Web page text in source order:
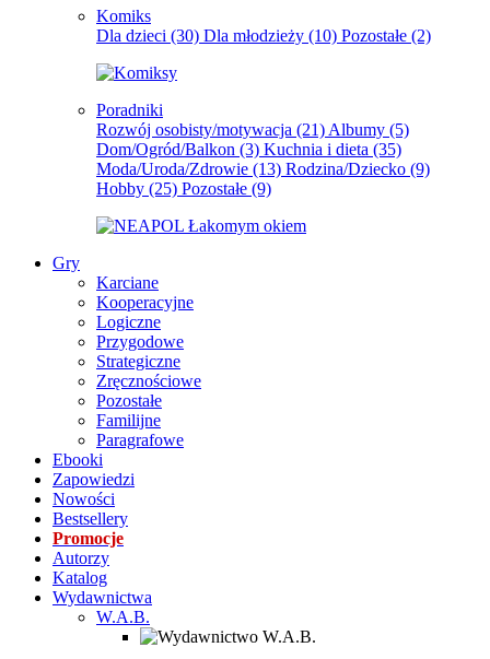
Komiks
Dla dzieci (30) Dla młodzieży (10) Pozostałe (2)
Poradniki
Rozwój osobisty/motywacja (21) Albumy (5)
Dom/Ogród/Balkon (3) Kuchnia i dieta (35)
Moda/Uroda/Zdrowie (13) Rodzina/Dziecko (9)
Hobby (25) Pozostałe (9)
Gry
Karciane
Kooperacyjne
Logiczne
Przygodowe
Strategiczne
Zręcznościowe
Pozostałe
Familijne
Paragrafowe
Ebooki
Zapowiedzi
Nowości
Bestsellery
Promocje
Autorzy
Katalog
Wydawnictwa
W.A.B.